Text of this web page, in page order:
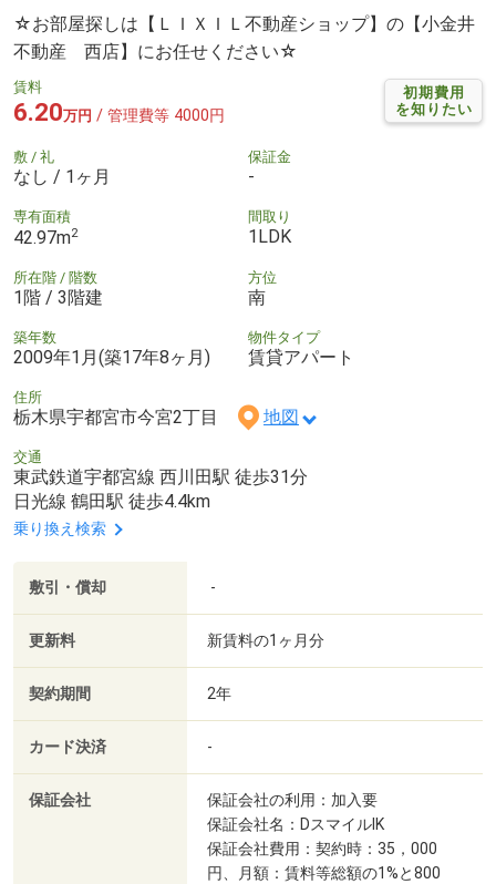
☆お部屋探しは【ＬＩＸＩＬ不動産ショップ】の【小金井
不動産 西店】にお任せください☆
初期費用
を知りたい
賃料
6.20万円 / 管理費等 4000円
敷 / 礼
なし / 1ヶ月
保証金
-
専有面積
42.97m2
間取り
1LDK
所在階 / 階数
1階 / 3階建
方位
南
築年数
2009年1月(築17年8ヶ月)
物件タイプ
賃貸アパート
住所
栃木県宇都宮市今宮2丁目 地図
交通
東武鉄道宇都宮線 西川田駅 徒歩31分
日光線 鶴田駅 徒歩4.4km
乗り換え検索
敷引・償却 -
更新料 新賃料の1ヶ月分
契約期間 2年
カード決済 -
保証会社
保証会社の利用：加入要
保証会社名：DスマイルIK
保証会社費用：契約時：35，000
円、月額：賃料等総額の1%と800